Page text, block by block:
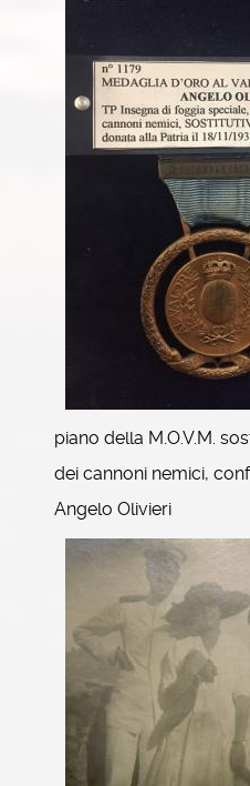
piano della M.O.V.M.
dei cannoni nemici,
Angelo Olivieri